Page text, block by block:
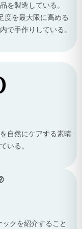
を製造している。
度を最大限に高める
で手作りしている。
自然にケアする素晴
いる。
クを紹介すること